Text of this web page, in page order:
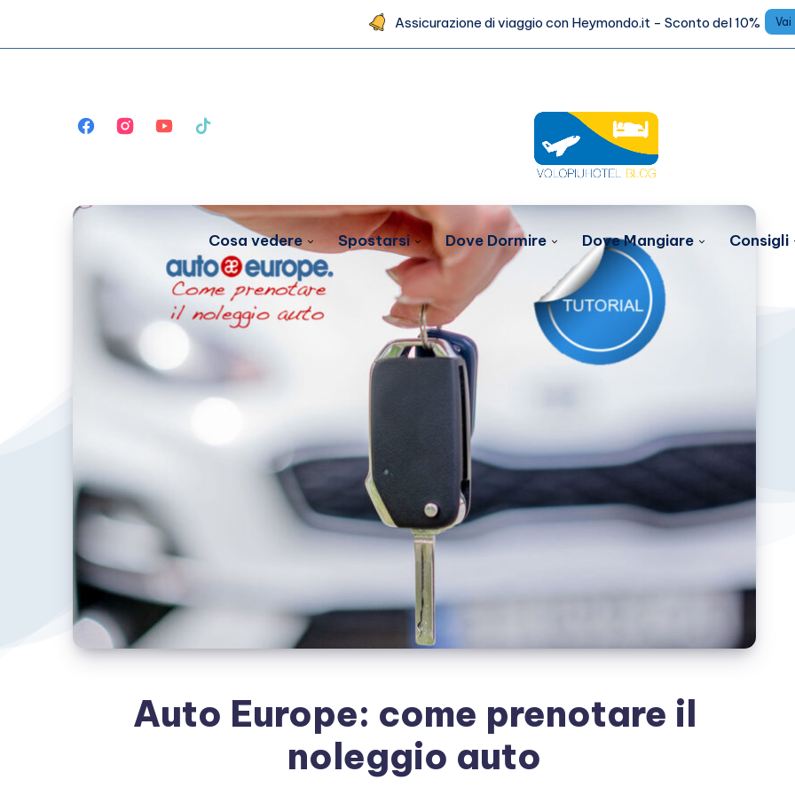
Assicurazione di viaggio con Heymondo.it - Sconto del 10% Vai
Cosa vedere Spostarsi Dove Dormire Dove Mangiare Consigli
Auto Europe: come prenotare il
noleggio auto